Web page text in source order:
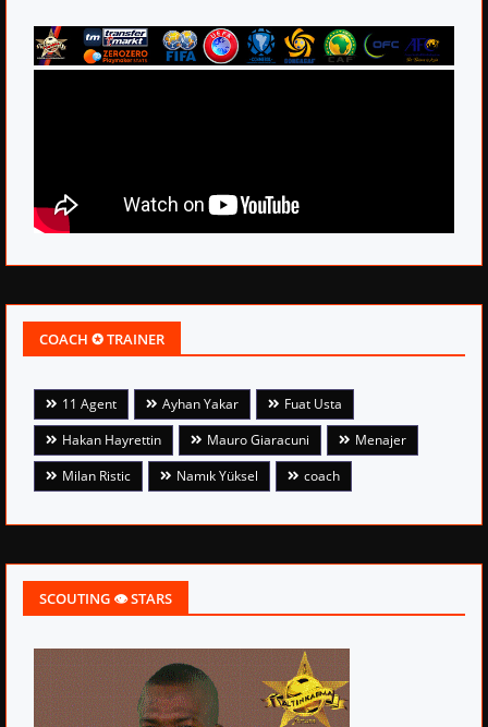
COACH ✪ TRAINER
11 Agent Ayhan Yakar
Fuat Usta
Hakan Hayrettin
Mauro Giaracuni
Menajer
Milan Ristic
Namık Yüksel coach
SCOUTING 👁 STARS